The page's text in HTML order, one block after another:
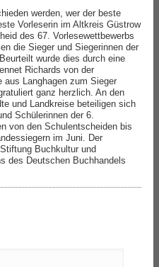
werden, wer der beste
Vorleserin im Altkreis Güstrow
des 67. Vorlesewettbewerbs
die Sieger und Siegerinnen der
wurde dies durch eine
Richards von der
aus Langhagen zum Sieger
ganz herzlich. An den
und Landkreise beteiligen sich
Schülerinnen der 6.
von den Schulentscheiden bis
im Juni. Der
Buchkultur und
des Deutschen Buchhandels